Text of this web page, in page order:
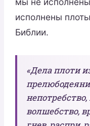
исполнены
Библии.
«Дела плоти
волшебство,